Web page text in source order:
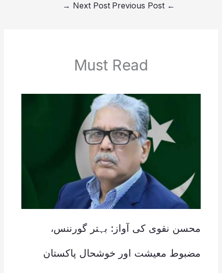
←
Next Post
→
Must Read
محسن نقوی کی آواز: بہتر گورننس،
مضبوط معیشت اور خوشحال پاکستان